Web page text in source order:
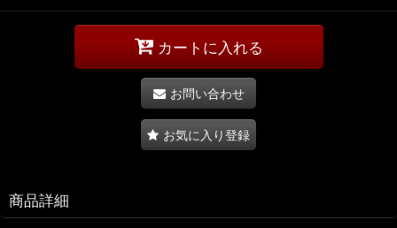
カートに入れる
お問い合わせ
お気に入り登録
商品詳細